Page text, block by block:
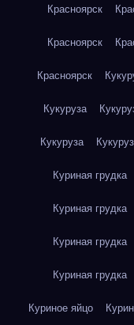
Красноярск
Красноярск
Красноярск
Кукуруза
Кукуруза
Куриная грудка
Куриная грудка
Куриная грудка
Куриная грудка
Куриное яйцо